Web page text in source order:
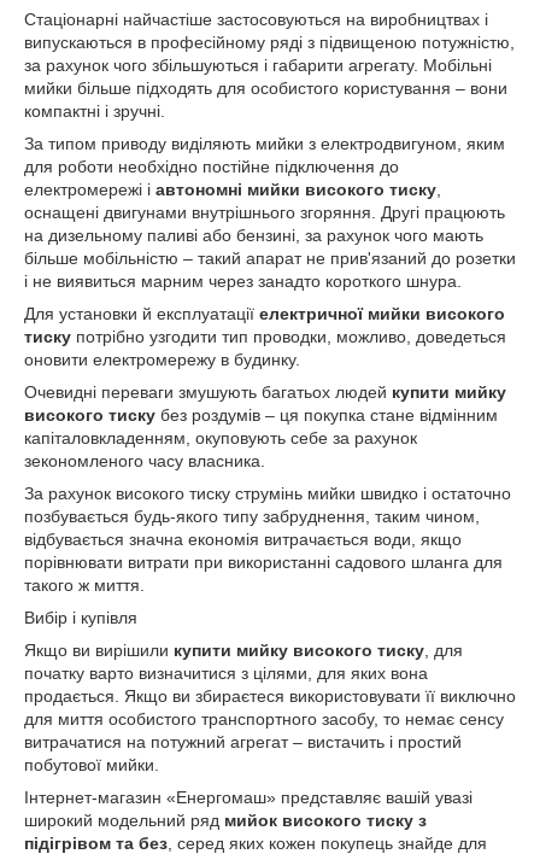
Стаціонарні найчастіше застосовуються на виробництвах і
випускаються в професійному ряді з підвищеною потужністю,
за рахунок чого збільшуються і габарити агрегату. Мобільні
мийки більше підходять для особистого користування – вони
компактні і зручні.
За типом приводу виділяють мийки з електродвигуном, яким
для роботи необхідно постійне підключення до
електромережі і автономні мийки високого тиску
оснащені двигунами внутрішнього згоряння. Другі працюють
на дизельному паливі або бензині, за рахунок чого мають
більше мобільністю – такий апарат не прив'язаний до розетки
і не виявиться марним через занадто короткого шнура.
Для установки й експлуатації електричної мийки високого
тиску потрібно узгодити тип проводки, можливо, доведеться
оновити електромережу в будинку.
Очевидні переваги змушують багатьох людей купити мийку
високого тиску без роздумів – ця покупка стане відмінним
капіталовкладенням, окуповують себе за рахунок
зекономленого часу власника.
За рахунок високого тиску струмінь мийки швидко і остаточно
позбувається будь-якого типу забруднення, таким чином,
відбувається значна економія витрачається води, якщо
порівнювати витрати при використанні садового шланга для
такого ж миття.
Вибір і купівля
Якщо ви вирішили купити мийку високого тиску , для
початку варто визначитися з цілями, для яких вона
продається. Якщо ви збираєтеся використовувати її виключно
для миття особистого транспортного засобу, то немає сенсу
витрачатися на потужний агрегат – вистачить і простий
побутової мийки.
Інтернет-магазин «Енергомаш» представляє вашій увазі
широкий модельний ряд мийок високого тиску з
підігрівом та без , серед яких кожен покупець знайде для